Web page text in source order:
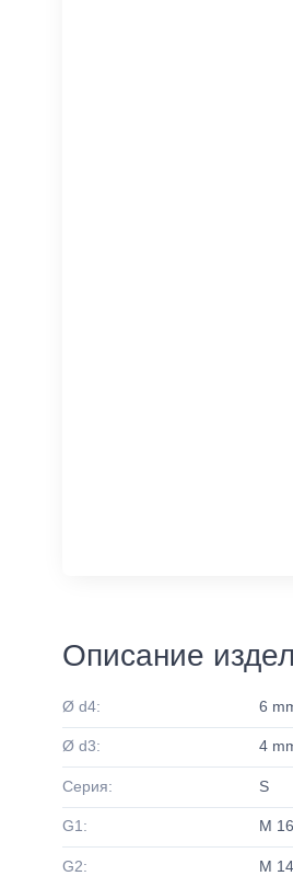
Описание
Ø d4: 6
Ø d3: 4
Серия: S
G1: M
G2: M